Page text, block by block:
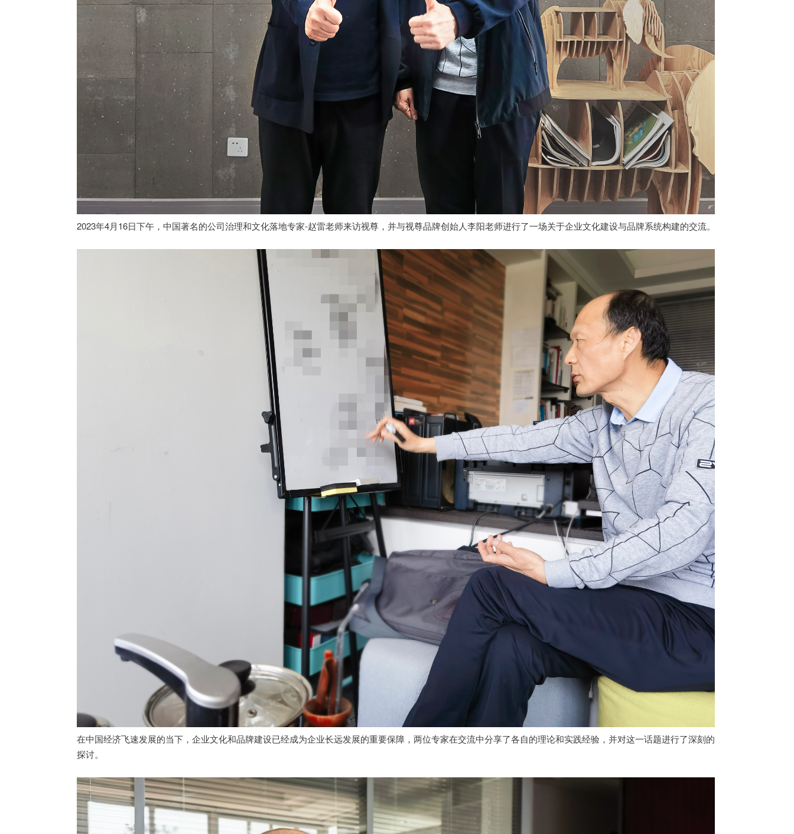
2023年4月16日下午，中国著名的公司治理和文化落地专家-赵雷老师来访视尊，并与视尊品牌创始人李阳老师进行了一场关于企业文化建设与品牌系统构建的交流。
在中国经济飞速发展的当下，企业文化和品牌建设已经成为企业长远发展的重要保障，两位专家在交流中分享了各自的理论和实践经验，并对这一话题进行了深刻的
探讨。